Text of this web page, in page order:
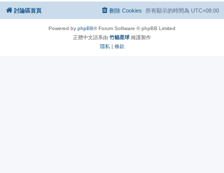
討論區首頁 所有顯示的時間為 UTC+08:00
刪除 Cookies
Powered by phpBB® Forum Software © phpBB Limited
正體中文語系由 竹貓星球 維護製作
隱私 | 條款